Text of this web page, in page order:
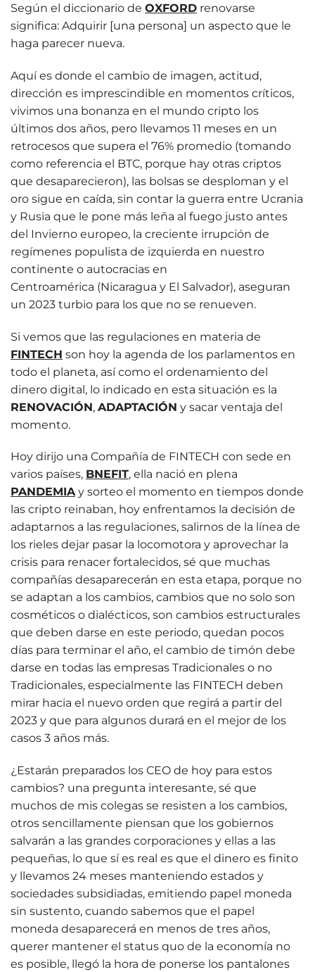
Según el diccionario de OXFORD renovarse
significa: Adquirir [una persona] un aspecto que le
haga parecer nueva.
Aquí es donde el cambio de imagen, actitud,
dirección es imprescindible en momentos críticos,
vivimos una bonanza en el mundo cripto los
últimos dos años, pero llevamos 11 meses en un
retrocesos que supera el 76% promedio (tomando
como referencia el BTC, porque hay otras criptos
que desaparecieron), las bolsas se desploman y el
oro sigue en caída, sin contar la guerra entre Ucrania
y Rusia que le pone más leña al fuego justo antes
del Invierno europeo, la creciente irrupción de
regímenes populista de izquierda en nuestro
continente o autocracias en
Centroamérica (Nicaragua y El Salvador), aseguran
un 2023 turbio para los que no se renueven.
Si vemos que las regulaciones en materia de
FINTECH son hoy la agenda de los parlamentos en
todo el planeta, así como el ordenamiento del
dinero digital, lo indicado en esta situación es la
RENOVACIÓN, ADAPTACIÓN y sacar ventaja del
momento.
Hoy dirijo una Compañía de FINTECH con sede en
varios países, BNEFIT, ella nació en plena
PANDEMIAy sorteo el momento en tiempos donde
las cripto reinaban, hoy enfrentamos la decisión de
adaptarnos a las regulaciones, salirnos de la línea de
los rieles dejar pasar la locomotora y aprovechar la
crisis para renacer fortalecidos, sé que muchas
compañías desaparecerán en esta etapa, porque no
se adaptan a los cambios, cambios que no solo son
cosméticos o dialécticos, son cambios estructurales
que deben darse en este periodo, quedan pocos
días para terminar el año, el cambio de timón debe
darse en todas las empresas Tradicionales o no
Tradicionales, especialmente las FINTECH deben
mirar hacia el nuevo orden que regirá a partir del
2023 y que para algunos durará en el mejor de los
casos 3 años más.
¿Estarán preparados los CEO de hoy para estos
cambios? una pregunta interesante, sé que
muchos de mis colegas se resisten a los cambios,
otros sencillamente piensan que los gobiernos
salvarán a las grandes corporaciones y ellas a las
pequeñas, lo que sí es real es que el dinero es finito
y llevamos 24 meses manteniendo estados y
sociedades subsidiadas, emitiendo papel moneda
sin sustento, cuando sabemos que el papel
moneda desaparecerá en menos de tres años,
querer mantener el status quo de la economía no
es posible, llegó la hora de ponerse los pantalones